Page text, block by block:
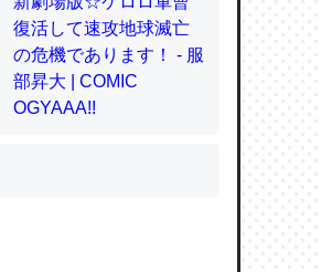
Spotifyを支払う孝行もで